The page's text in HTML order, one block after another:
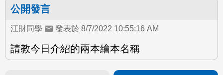
公開發言
江財同學 發表於 8/7/2022 10:55:16 AM
請教今日介紹的兩本繪本名稱